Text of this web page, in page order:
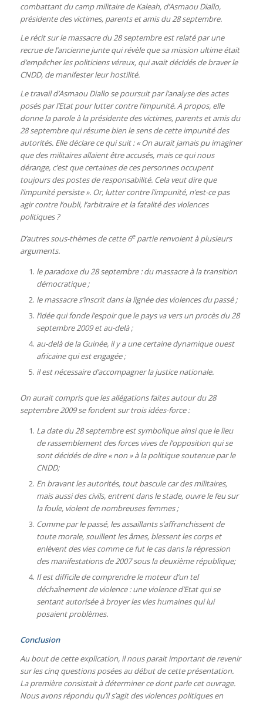
combattant du camp militaire de Kaleah, d’Asmaou Diallo,
présidente des victimes, parents et amis du 28 septembre.
Le récit sur le massacre du 28 septembre est relaté par une
recrue de l’ancienne junte qui révèle que sa mission ultime était
d’empêcher les politiciens véreux, qui avait décidés de braver le
CNDD, de manifester leur hostilité.
Le travail d’Asmaou Diallo se poursuit par l’analyse des actes
posés par l’Etat pour lutter contre l’impunité. A propos, elle
donne la parole à la présidente des victimes, parents et amis du
28 septembre qui résume bien le sens de cette impunité des
autorités. Elle déclare ce qui suit : « On aurait jamais pu imaginer
que des militaires allaient être accusés, mais ce qui nous
dérange, c’est que certaines de ces personnes occupent
toujours des postes de responsabilité. Cela veut dire que
l’impunité persiste ». Or, lutter contre l’impunité, n’est-ce pas
agir contre l’oubli, l’arbitraire et la fatalité des violences
politiques ?
D’autres sous-thèmes de cette 6epartie renvoient à plusieurs
arguments.
le paradoxe du 28 septembre : du massacre à la transition
démocratique ;
le massacre s’inscrit dans la lignée des violences du passé ;
l’idée qui fonde l’espoir que le pays va vers un procès du 28
septembre 2009 et au-delà ;
au-delà de la Guinée, il y a une certaine dynamique ouest
africaine qui est engagée ;
il est nécessaire d’accompagner la justice nationale.
On aurait compris que les allégations faites autour du 28
septembre 2009 se fondent sur trois idées-force :
La date du 28 septembre est symbolique ainsi que le lieu
de rassemblement des forces vives de l’opposition qui se
sont décidés de dire « non » à la politique soutenue par le
CNDD;
En bravant les autorités, tout bascule car des militaires,
mais aussi des civils, entrent dans le stade, ouvre le feu sur
la foule, violent de nombreuses femmes ;
Comme par le passé, les assaillants s’affranchissent de
toute morale, souillent les âmes, blessent les corps et
enlèvent des vies comme ce fut le cas dans la répression
des manifestations de 2007 sous la deuxième république;
Il est difficile de comprendre le moteur d’un tel
déchaînement de violence : une violence d’Etat qui se
sentant autorisée à broyer les vies humaines qui lui
posaient problèmes.
Conclusion
Au bout de cette explication, il nous parait important de revenir
sur les cinq questions posées au début de cette présentation.
La première consistait à déterminer ce dont parle cet ouvrage.
Nous avons répondu qu’il s’agit des violences politiques en